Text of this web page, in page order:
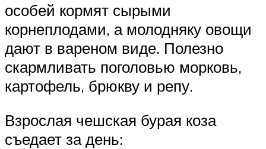
особей кормят сырыми
корнеплодами, а молодняку овощи
дают в вареном виде. Полезно
скармливать поголовью морковь,
картофель, брюкву и репу.
Взрослая чешская бурая коза
съедает за день: